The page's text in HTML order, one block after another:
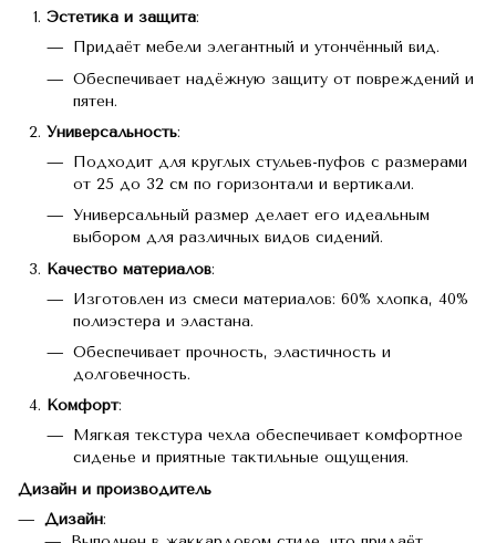
Эстетика и защита:
Придаёт мебели элегантный и утончённый вид.
Обеспечивает надёжную защиту от повреждений и
пятен.
Универсальность:
Подходит для круглых стульев-пуфов с размерами
от 25 до 32 см по горизонтали и вертикали.
Универсальный размер делает его идеальным
выбором для различных видов сидений.
Качество материалов:
Изготовлен из смеси материалов: 60% хлопка, 40%
полиэстера и эластана.
Обеспечивает прочность, эластичность и
долговечность.
Комфорт:
Мягкая текстура чехла обеспечивает комфортное
сиденье и приятные тактильные ощущения.
Дизайн и производитель
Дизайн: